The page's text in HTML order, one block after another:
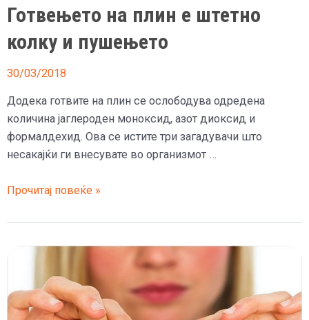
Готвењето на плин е штетно
колку и пушењето
30/03/2018
Додека готвите на плин се ослободува одредена
количина јаглероден моноксид, азот диоксид и
формалдехид. Ова се истите три загадувачи што
несакајќи ги внесувате во организмот …
Готвењето
плин
и
пушењето
Прочитај повеќе »